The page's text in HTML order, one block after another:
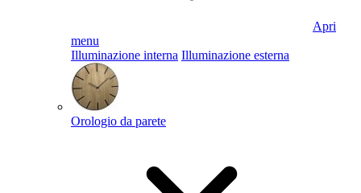
Apri
menu
Illuminazione interna Illuminazione esterna
Orologio da parete